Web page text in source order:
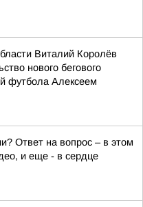
Виталий Королёв
нового бегового
футбола Алексеем
Ответ на вопрос – в этом
и еще - в сердце